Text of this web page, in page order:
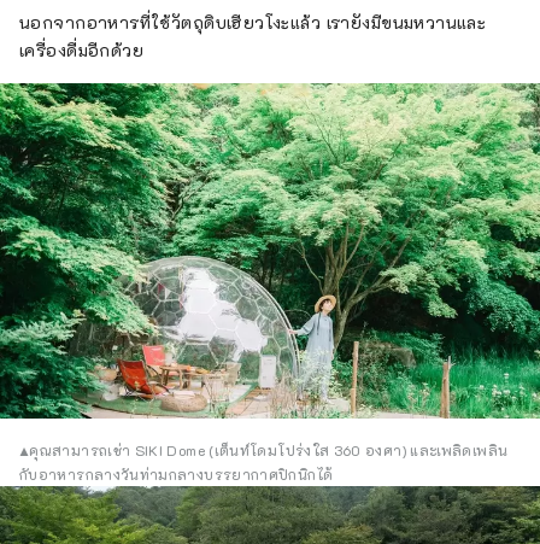
นอกจากอาหารที่ใช้วัตถุดิบเฮียวโงะแล้ว เรายังมีขนมหวานและ
เครื่องดื่มอีกด้วย
▲คุณสามารถเช่า SIKI Dome (เต็นท์โดมโปร่งใส 360 องศา) และเพลิดเพลิน
กับอาหารกลางวันท่ามกลางบรรยากาศปิกนิกได้